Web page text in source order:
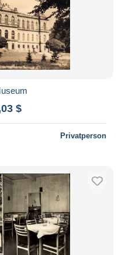
$
Privatperson